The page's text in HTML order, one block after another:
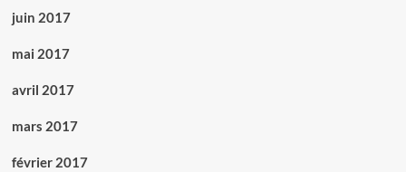
juin 2017
mai 2017
avril 2017
mars 2017
février 2017